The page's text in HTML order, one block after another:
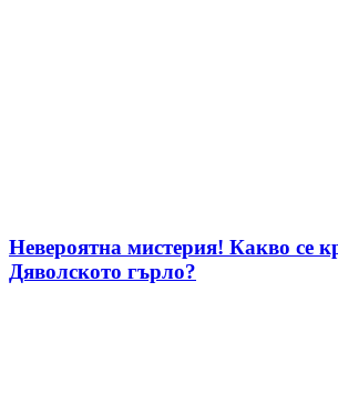
Невероятна мистерия! Какво се
Дяволското гърло?